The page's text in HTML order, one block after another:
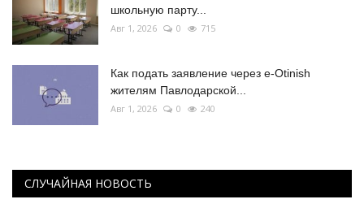
школьную парту...
Авг 1, 2026 0 715
Как подать заявление через e-Otinish
жителям Павлодарской...
Авг 1, 2026 0 240
СЛУЧАЙНАЯ НОВОСТЬ